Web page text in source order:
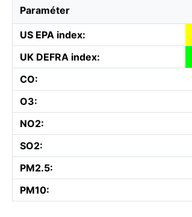
Paraméter
US EPA index:
UK DEFRA index:
CO:
O3:
NO2:
SO2:
PM2.5:
PM10: